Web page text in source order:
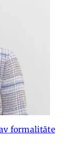
formalitāte